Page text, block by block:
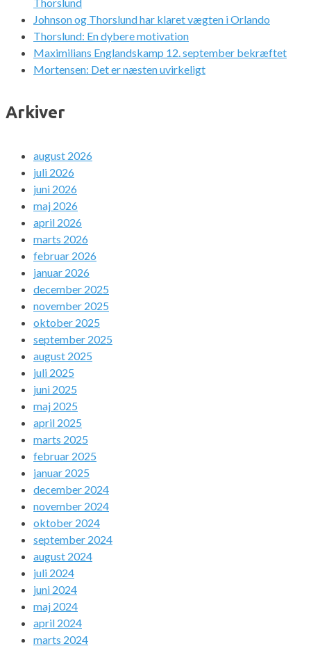
Johnson og Thorslund har klaret vægten i Orlando
Thorslund: En dybere motivation
Maximilians Englandskamp 12. september bekræftet
Mortensen: Det er næsten uvirkeligt
Arkiver
august 2026
juli 2026
juni 2026
maj 2026
april 2026
marts 2026
februar 2026
januar 2026
december 2025
november 2025
oktober 2025
september 2025
august 2025
juli 2025
juni 2025
maj 2025
april 2025
marts 2025
februar 2025
januar 2025
december 2024
november 2024
oktober 2024
september 2024
august 2024
juli 2024
juni 2024
maj 2024
april 2024
marts 2024